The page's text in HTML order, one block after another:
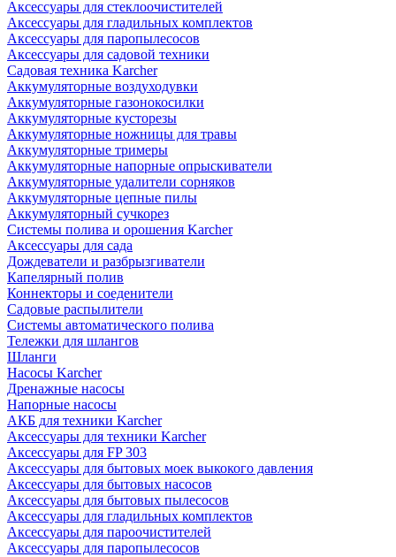
Аксессуары для стеклоочистителей
Аксессуары для гладильных комплектов
Аксессуары для паропылесосов
Аксессуары для садовой техники
Садовая техника Karcher
Аккумуляторные воздуходувки
Аккумуляторные газонокосилки
Аккумуляторные кусторезы
Аккумуляторные ножницы для травы
Аккумуляторные тримеры
Аккумуляторные напорные опрыскиватели
Аккумуляторные удалители сорняков
Аккумуляторные цепные пилы
Аккумуляторный сучкорез
Системы полива и орошения Karcher
Аксессуары для сада
Дождеватели и разбрызгиватели
Капелярный полив
Коннекторы и соеденители
Садовые распылители
Системы автоматического полива
Тележки для шлангов
Шланги
Насосы Karcher
Дренажные насосы
Напорные насосы
АКБ для техники Karcher
Аксессуары для техники Karcher
Аксессуары для FP 303
Аксессуары для бытовых моек выкокого давления
Аксессуары для бытовых насосов
Аксессуары для бытовых пылесосов
Аксессуары для гладильных комплектов
Аксессуары для пароочистителей
Аксессуары для паропылесосов